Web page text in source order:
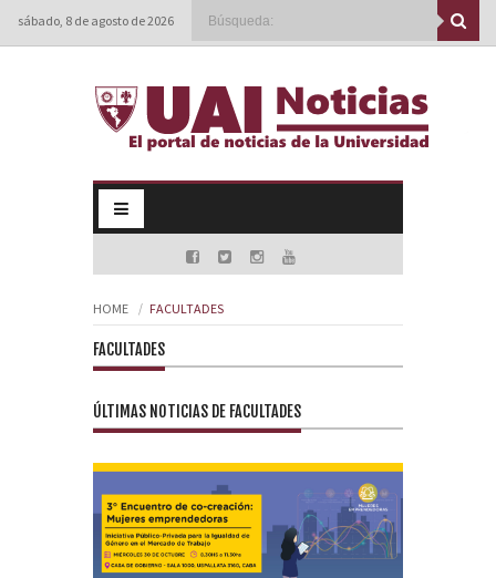
sábado, 8 de agosto de 2026
HOME FACULTADES
FACULTADES
ÚLTIMAS NOTICIAS DE FACULTADES